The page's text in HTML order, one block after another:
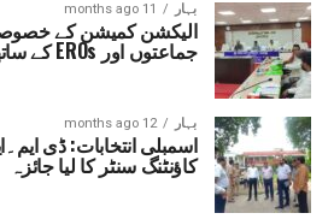
بہار 11 months ago
الیکشن کمیشن کے
جماعتوں اور EROs کے ساتھ کی میٹنگ
بہار 12 months ago
اسمبلی انتخابات: ڈی
کاؤنٹنگ سنٹر کا لیا جائزہ